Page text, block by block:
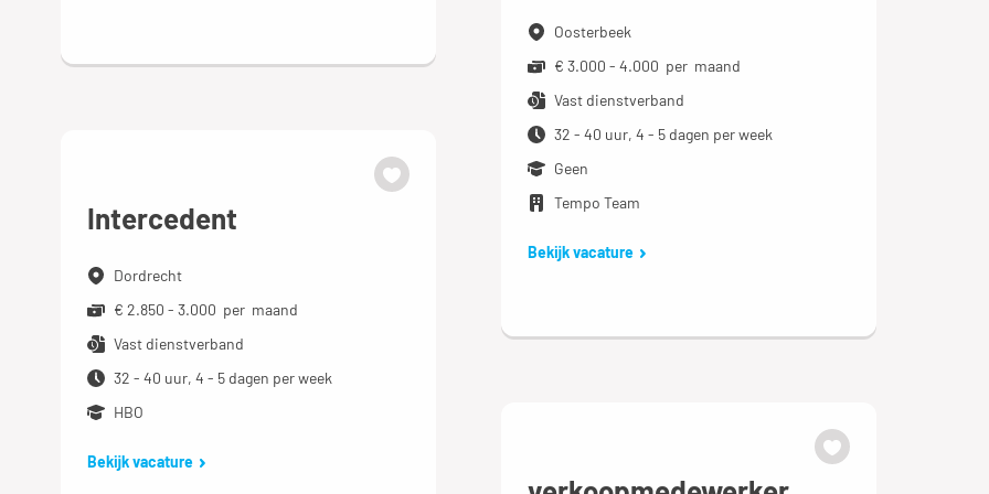
Oosterbeek
€ 3.000 - 4.000 per maand
Vast dienstverband
32 - 40 uur, 4 - 5 dagen per week
Geen
Tempo Team
Bekijk vacature
Intercedent
Dordrecht
€ 2.850 - 3.000 per maand
Vast dienstverband
32 - 40 uur, 4 - 5 dagen per week
HBO
Bekijk vacature